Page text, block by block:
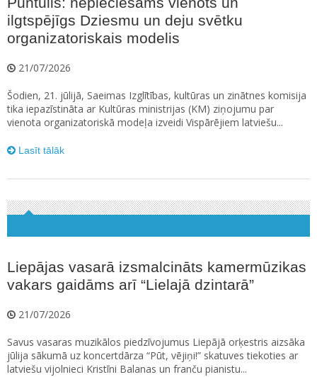
ilgtspējīgs Dziesmu un deju svētku
organizatoriskais modelis
21/07/2026
Šodien, 21. jūlijā, Saeimas Izglītības, kultūras un zinātnes komisija
tika iepazīstināta ar Kultūras ministrijas (KM) ziņojumu par
vienota organizatoriskā modeļa izveidi Vispārējiem latviešu...
Lasīt tālāk
Liepājas vasarā izsmalcināts kamermūzikas
vakars gaidāms arī “Lielajā dzintarā”
21/07/2026
Savus vasaras muzikālos piedzīvojumus Liepājā orķestris aizsāka
jūlija sākumā uz koncertdārza “Pūt, vējiņi!” skatuves tiekoties ar
latviešu vijolnieci Kristīni Balanas un franču pianistu...